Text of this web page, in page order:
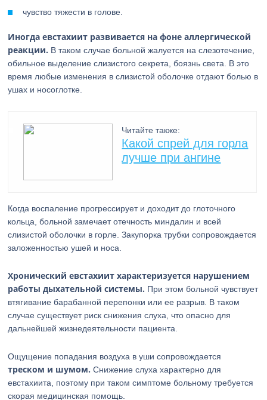
чувство тяжести в голове.
Иногда евстахиит развивается на фоне аллергической
реакции. В таком случае больной жалуется на слезотечение,
обильное выделение слизистого секрета, боязнь света. В это
время любые изменения в слизистой оболочке отдают болью в
ушах и носоглотке.
Читайте также:
Какой спрей для горла
лучше при ангине
Когда воспаление прогрессирует и доходит до глоточного
кольца, больной замечает отечность миндалин и всей
слизистой оболочки в горле. Закупорка трубки сопровождается
заложенностью ушей и носа.
Хронический евстахиит характеризуется нарушением
работы дыхательной системы. При этом больной чувствует
втягивание барабанной перепонки или ее разрыв. В таком
случае существует риск снижения слуха, что опасно для
дальнейшей жизнедеятельности пациента.
Ощущение попадания воздуха в уши сопровождается
треском и шумом. Снижение слуха характерно для
евстахиита, поэтому при таком симптоме больному требуется
скорая медицинская помощь.